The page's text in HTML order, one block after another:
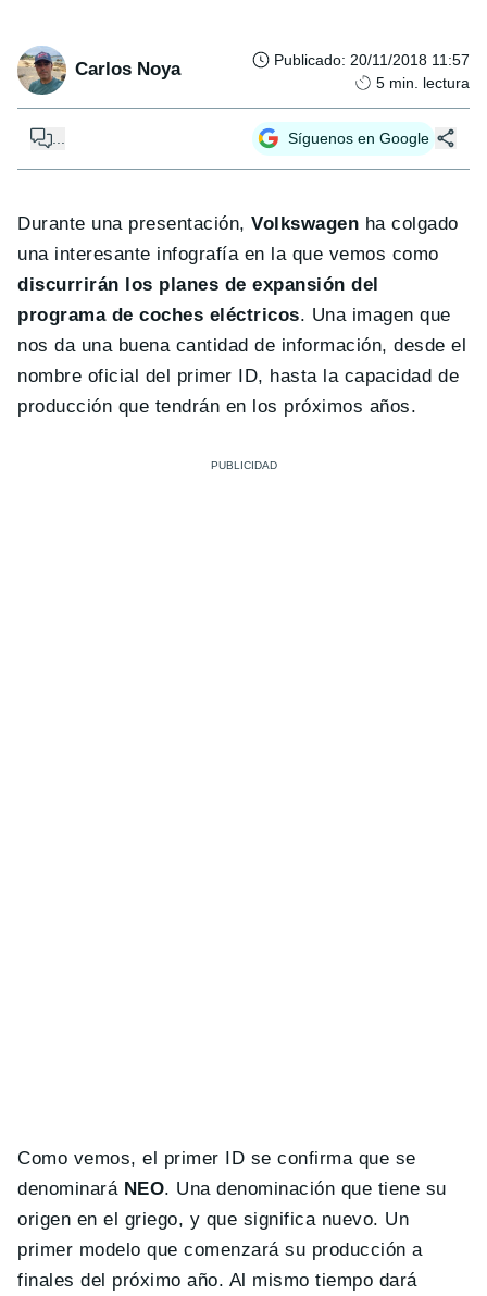
Carlos Noya Publicado: 20/11/2018 11:57
5 min. lectura
Síguenos en Google
Durante una presentación,Volkswagen ha colgado
una interesante infografía en la que vemos como
discurrirán los planes de expansión del
programa de coches eléctricos. Una imagen que
nos da una buena cantidad de información, desde el
nombre oficial del primer ID, hasta la capacidad de
producción que tendrán en los próximos años.
Como vemos, el primer ID se confirma que se
denominará NEO. Una denominación que tiene su
origen en el griego, y que significa nuevo. Un
primer modelo que comenzará su producción a
finales del próximo año. Al mismo tiempo dará